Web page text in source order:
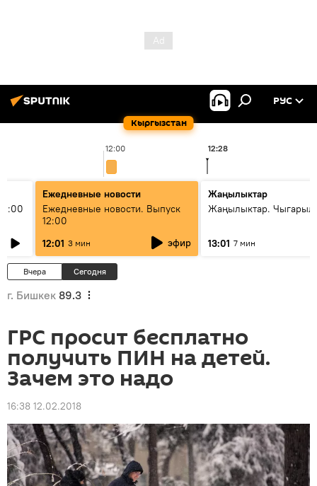
Кыргызстан
РУС
12:00 12:28
Ежедневные новости
Ежедневные новости. Выпуск
12:00
12:01 3 мин эфир
Жаңылыктар
Жаңылыктар.
13:01 7 мин
Вчера Сегодня
г. Бишкек 89.3
ГРС просит бесплатно
получить ПИН на детей.
Зачем это надо
16:38 12.02.2018